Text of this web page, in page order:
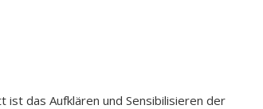
das Aufklären und Sensibilisieren der